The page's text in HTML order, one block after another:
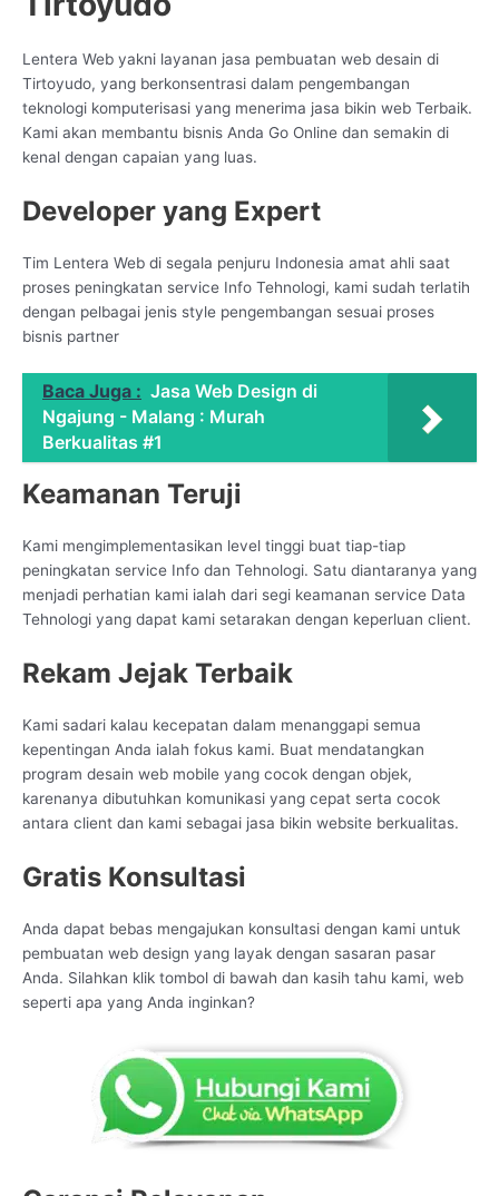
Lentera Web yakni layanan jasa pembuatan web desain di
Tirtoyudo, yang berkonsentrasi dalam pengembangan
teknologi komputerisasi yang menerima jasa bikin web Terbaik.
Kami akan membantu bisnis Anda Go Online dan semakin di
kenal dengan capaian yang luas.
Developer yang Expert
Tim Lentera Web di segala penjuru Indonesia amat ahli saat
proses peningkatan service Info Tehnologi, kami sudah terlatih
dengan pelbagai jenis style pengembangan sesuai proses
bisnis partner
Baca Juga : Jasa Web Design di
Ngajung - Malang : Murah
Berkualitas #1
Keamanan Teruji
Kami mengimplementasikan level tinggi buat tiap-tiap
peningkatan service Info dan Tehnologi. Satu diantaranya yang
menjadi perhatian kami ialah dari segi keamanan service Data
Tehnologi yang dapat kami setarakan dengan keperluan client.
Rekam Jejak Terbaik
Kami sadari kalau kecepatan dalam menanggapi semua
kepentingan Anda ialah fokus kami. Buat mendatangkan
program desain web mobile yang cocok dengan objek,
karenanya dibutuhkan komunikasi yang cepat serta cocok
antara client dan kami sebagai jasa bikin website berkualitas.
Gratis Konsultasi
Anda dapat bebas mengajukan konsultasi dengan kami untuk
pembuatan web design yang layak dengan sasaran pasar
Anda. Silahkan klik tombol di bawah dan kasih tahu kami, web
seperti apa yang Anda inginkan?